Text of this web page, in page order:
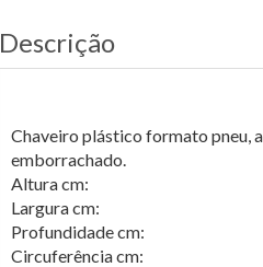
Descrição
Chaveiro plástico formato pneu,
emborrachado.
Altura cm:
Largura cm:
Profundidade cm:
Circuferência cm: